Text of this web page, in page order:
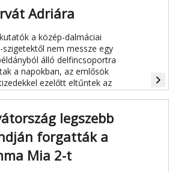
üdülővárosban.
Adriára
a közép-dalmáciai
szigetektől nem messze egy
álló delfincsoportra
a napokban, az emlősök
ezelőtt eltűntek az
navigate_next
legszebb
forgatták a
Mia 2-t